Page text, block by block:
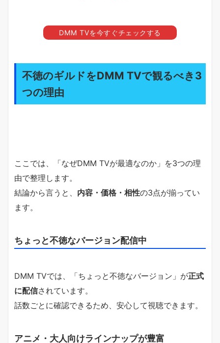
DMM TVを今すぐチェックする
不徳のギルドをDMM TVで観るべき3
つの理由
ここでは、「なぜDMM TVが最適なのか」を3つの理
由で整理します。
結論から言うと、 内容・価格・相性の3点が揃ってい
ます。
ちょっと不徳なバージョン配信中
DMM TVでは、「ちょっと不徳なバージョン」が正式
に配信されています。
話数ごとに確認できるため、安心して視聴できます。
アニメ・大人向けラインナップが豊富